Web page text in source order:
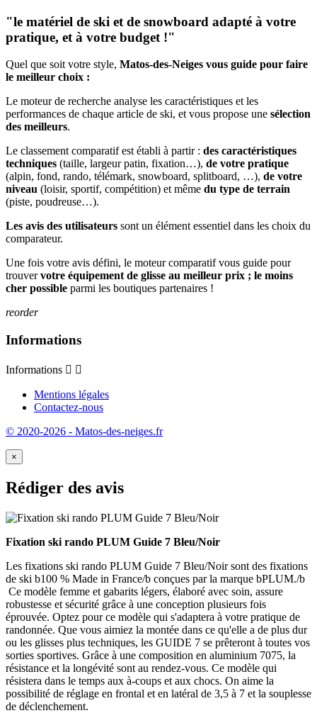
"le matériel de ski et de snowboard adapté à votre
pratique, et à votre budget !"
Quel que soit votre style, Matos-des-Neiges vous guide pour faire
le meilleur choix :
Le moteur de recherche analyse les caractéristiques et les
performances de chaque article de ski, et vous propose une sélection
des meilleurs.
Le classement comparatif est établi à partir : des caractéristiques
techniques (taille, largeur patin, fixation…), de votre pratique
(alpin, fond, rando, télémark, snowboard, splitboard, …), de votre
niveau (loisir, sportif, compétition) et même du type de terrain
(piste, poudreuse…).
Les avis des utilisateurs sont un élément essentiel dans les choix du
comparateur.
Une fois votre avis défini, le moteur comparatif vous guide pour
trouvervotre équipement de glisse au meilleur prix ; le moins
cher possible parmi les boutiques partenaires !
reorder
Informations
Informations  
Mentions légales
Contactez-nous
© 2020-2026 - Matos-des-neiges.fr
×
Rédiger des avis
Fixation ski rando PLUM Guide 7 Bleu/Noir
Les fixations ski rando PLUM Guide 7 Bleu/Noir sont des fixations
de ski b100 % Made in France/b conçues par la marque bPLUM./b
Ce modèle femme et gabarits légers, élaboré avec soin, assure
robustesse et sécurité grâce à une conception plusieurs fois
éprouvée. Optez pour ce modèle qui s'adaptera à votre pratique de
randonnée. Que vous aimiez la montée dans ce qu'elle a de plus dur
ou les glisses plus techniques, les GUIDE 7 se prêteront à toutes vos
sorties sportives. Grâce à une composition en aluminium 7075, la
résistance et la longévité sont au rendez-vous. Ce modèle qui
résistera dans le temps aux à-coups et aux chocs. On aime la
possibilité de réglage en frontal et en latéral de 3,5 à 7 et la souplesse
de déclenchement.